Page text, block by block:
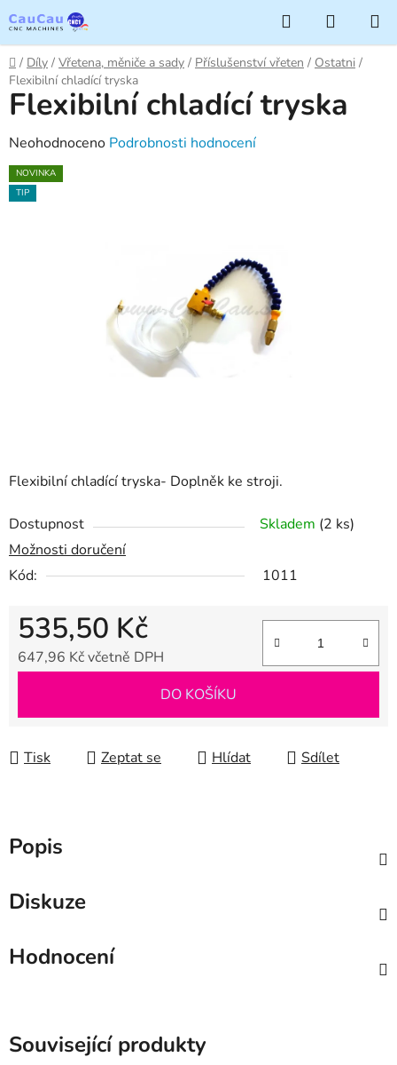
na
obsah
Hledat
KOŠÍK
Domů
/ Díly / Vřetena, měniče a sady / Příslušenství vřeten / Ostatni /
Flexibilní chladící tryska
Flexibilní chladící tryska- Doplněk ke stroji.
Dostupnost Skladem (2 ks)
Možnosti doručení
Kód:
1011
535,50 Kč
647,96 Kč včetně DPH
DO KOŠÍKU
Tisk Zeptat se Hlídat Sdílet
Flexibilní chladící tryska
Průměrné
hodnocení
produktu
Neohodnoceno Podrobnosti hodnocení
NOVINKA
TIP
Popis
Diskuze
Hodnocení
Související produkty